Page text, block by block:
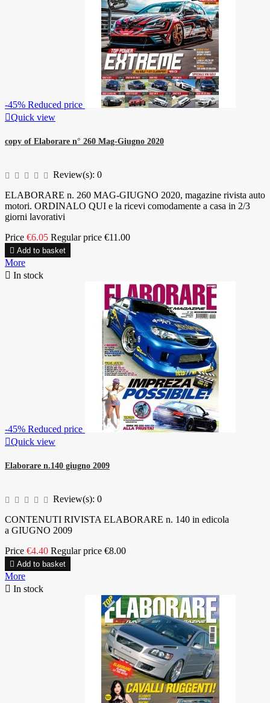
-45% Reduced price
Quick view
copy of Elaborare n° 260 Mag-Giugno 2020
Review(s): 0
ELABORARE n. 260 MAG-GIUGNO 2020, magazine rivista auto
motori. ORDINALO QUI e la ricevi comodamente a casa in 2/3
giorni lavorativi
Price €6.05 Regular price €11.00
 Add to basket
More
 In stock
-45% Reduced price
Quick view
Elaborare n.140 giugno 2009
Review(s): 0
CONTENUTI RIVISTA ELABORARE n. 140 in edicola
a GIUGNO 2009
Price €4.40 Regular price €8.00
 Add to basket
More
 In stock